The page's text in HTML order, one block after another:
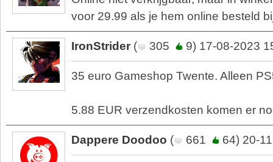
voor 29.99 als je hem online besteld
IronStrider ( 305 9) 17-08-2023
35 euro Gameshop Twente. Alleen
5.88 EUR verzendkosten komen er
Dappere Doodoo ( 661 64) 20-